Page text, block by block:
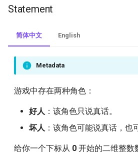
1117.building-h2o
1137.n-th-tribonacci-number
1195.fizz-buzz-multithreaded
balanced-strings
1226.the-dining-philosophers
Statement
简体中文 English
Metadata
游戏中存在两种角色：
好人 ：该角色只说真话。
坏人 ：该角色可能说真话，也
给你一个下标从 0 开始的二维整数